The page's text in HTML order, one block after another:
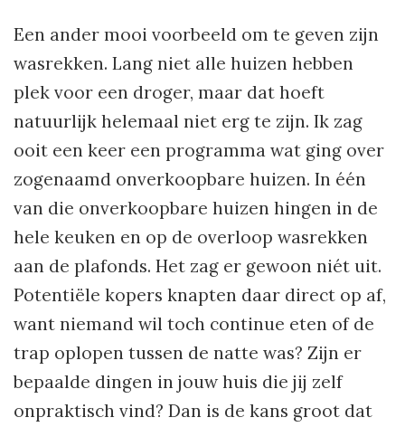
Een ander mooi voorbeeld om te geven zijn
wasrekken. Lang niet alle huizen hebben
plek voor een droger, maar dat hoeft
natuurlijk helemaal niet erg te zijn. Ik zag
ooit een keer een programma wat ging over
zogenaamd onverkoopbare huizen. In één
van die onverkoopbare huizen hingen in de
hele keuken en op de overloop wasrekken
aan de plafonds. Het zag er gewoon niét uit.
Potentiële kopers knapten daar direct op af,
want niemand wil toch continue eten of de
trap oplopen tussen de natte was? Zijn er
bepaalde dingen in jouw huis die jij zelf
onpraktisch vind? Dan is de kans groot dat